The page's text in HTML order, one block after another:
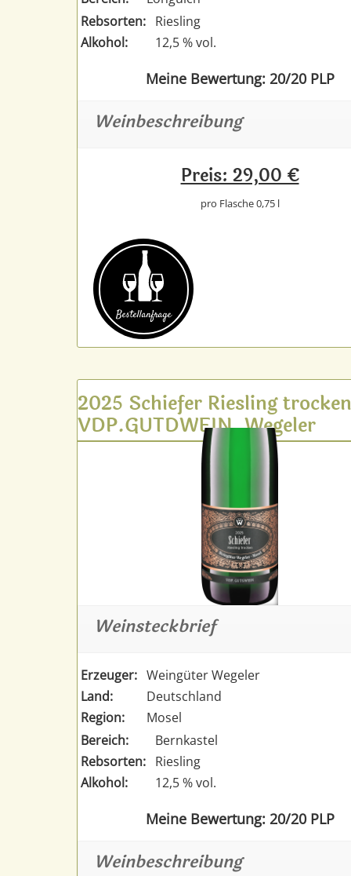
Rebsorten: Riesling
Alkohol:
12,5 % vol.
Meine Bewertung: 20/20 PLP
Weinbeschreibung
Preis: 29,00 €
pro Flasche 0,75 l
Bestell­anfrage
2025 Schiefer Riesling
VDP.GUTDWEIN, Wegeler
Weinsteckbrief
Erzeuger: Weingüter Wegeler
Land:
Deutschland
Region:
Mosel
Bereich:
Bernkastel
Rebsorten: Riesling
Alkohol:
12,5 % vol.
Meine Bewertung: 20/20 PLP
Weinbeschreibung